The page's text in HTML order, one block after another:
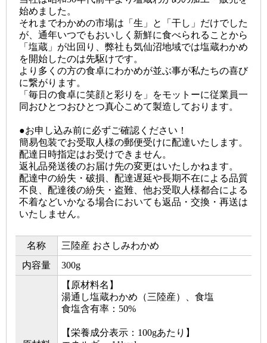
始めました。
それまでわかめの市場は「生」と「干し」だけでした
が、通年いつでもおいしく新鮮に食べられることから
「塩蔵」が出回り、弊社も気仙沼地域では塩蔵わかめ
を開始したのは先駆けです。
より多くの方の食卓にわかめが並ぶ事が私たちの喜び
に繋がります。
「毎日の食卓に笑顔と彩りを」をモットーに従業員一
同おひとつおひとつ真心こめて製造しております。
●お申し込み前に必ずご確認ください！
簡易包装でお受取人様の郵便受けに配達いたします。
配達日時指定はお受けできません。
返礼品発送後のお届け先の変更はいたしかねます。
配達中の紛失・破損、配達遅延や長期不在による品質
不良、配達後の紛失・盗難、他お受取人様都合による
不着などいかなる場合においても返品・交換・再送は
いたしません。
名称
三陸産 おさしみわかめ
内容量
300g
【原材料名】
湯通し塩蔵わかめ（三陸産）、食塩
食塩含有率：50%
【栄養成分表示：100gあたり】